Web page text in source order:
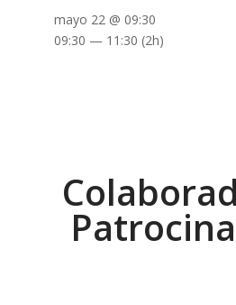
mayo 22 @ 09:30
09:30 — 11:30 (2h)